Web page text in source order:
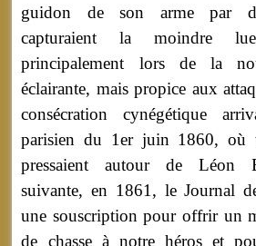
guidon de son arme par
capturaient la moindre
principalement lors de la
éclairante, mais propice aux
consécration cynégétique
parisien du 1er juin 1860, où
pressaient autour de Léon
suivante, en 1861, le Journal
une souscription pour offrir un
de chasse à notre héros et